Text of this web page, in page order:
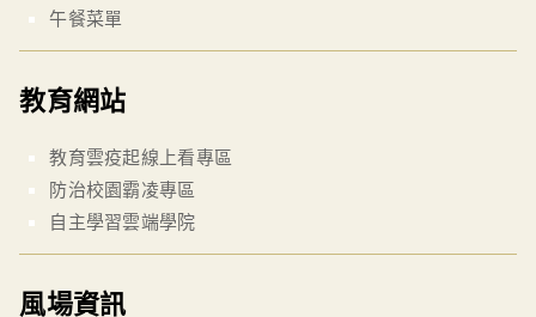
午餐菜單
教育網站
教育雲疫起線上看專區
防治校園霸凌專區
自主學習雲端學院
風場資訊